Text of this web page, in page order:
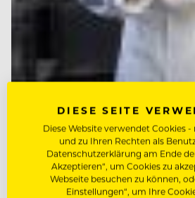
DIESE SEITE
Diese Website verwendet Cookies
und zu Ihren Rechten als
Datenschutzerklärung am Ende
Akzeptieren“, um Cookies zu
Webseite besuchen zu können,
Einstellungen“, um Ihre